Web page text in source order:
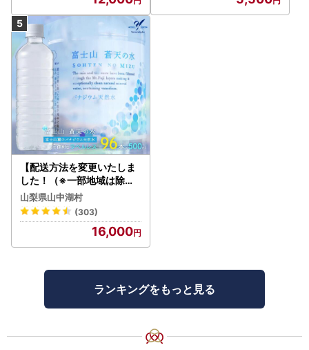
【配送方法を変更いたしま
した！（※一部地域は除く
）】＜ラベルレス＞富士山
蒼天の水 500ml×96本（４
ケース）YC001
山梨県山中湖村
(303)
16,000
ランキングをもっと見る